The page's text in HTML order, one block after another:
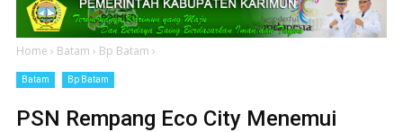
Home › Batam › Bp Batam ›
Batam Bp Batam
PSN Rempang Eco City Menemui